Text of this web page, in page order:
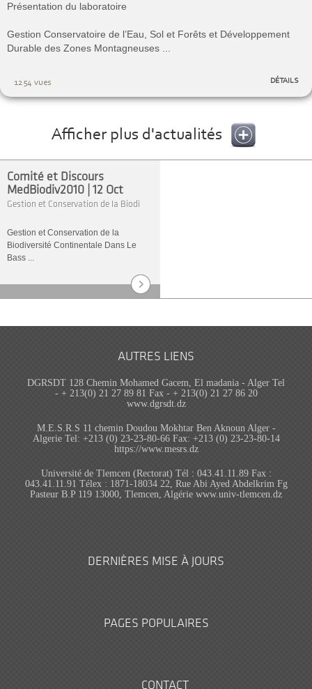
Présentation du laboratoire
Gestion Conservatoire de l’Eau, Sol et Forêts et Développement
Durable des Zones Montagneuses ...
1254 vues DÉTAILS
Afficher plus d'actualités
Comité et Discours
MedBiodiv2010 | 12 Oct
Gestion et Conservation de la Biodi
Gestion et Conservation de la
Biodiversité Continentale Dans Le
Bass ...
AUTRES LIENS
DGRSDT 128 Chemin Mohamed Gacem, El madania - Alger Tel
- + 213(0) 21 27 89 81 Fax - + 213(0) 21 27 86 20
www.dgrsdt.dz
M.E.S.R.S 11 chemin Doudou Mokhtar Ben Aknoun Alger -
Algerie Tel: +213 (0) 23-23-80-66 Fax: +213 (0) 23-23-80-14
https://www.mesrs.dz
Université de Tlemcen (Rectorat) Tél : 043.41.11.89 Fax :
043.41.11.91 Télex : 1871-18034 22, Rue Abi Ayed Abdelkrim Fg
Pasteur B.P 119 13000, Tlemcen, Algérie www.univ-tlemcen.dz
DERNIÈRES MISE À JOURS
PAGES POPULAIRES
CONTACT